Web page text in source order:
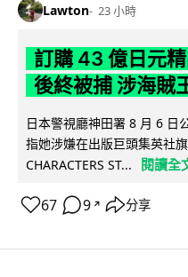
Lawton 23 小時
訂購 43 億日元
後終被捕 涉海賊
日本警視廳神田署 8 月 6 日
指她涉嫌在出版巨頭集英社
CHARACTERS ST...
閱讀全
67 9 ↗ 分享